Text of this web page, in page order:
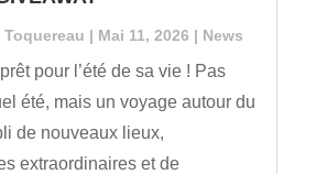
| Mai 11, 2026 | News
pour l’été de sa vie ! Pas
été, mais un voyage autour du
de nouveaux lieux,
extraordinaires et de